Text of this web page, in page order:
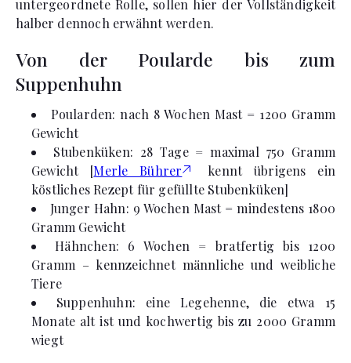
untergeordnete Rolle, sollen hier der Vollständigkeit
halber dennoch erwähnt werden.
Von der Poularde bis zum
Suppenhuhn
Poularden: nach 8 Wochen Mast = 1200 Gramm
Gewicht
Stubenküken: 28 Tage = maximal 750 Gramm
Gewicht [Merle Bührer
kennt übrigens ein
köstliches Rezept für gefüllte Stubenküken]
Junger Hahn: 9 Wochen Mast = mindestens 1800
Gramm Gewicht
Hähnchen: 6 Wochen = bratfertig bis 1200
Gramm – kennzeichnet männliche und weibliche
Tiere
Suppenhuhn: eine Legehenne, die etwa 15
Monate alt ist und kochwertig bis zu 2000 Gramm
wiegt